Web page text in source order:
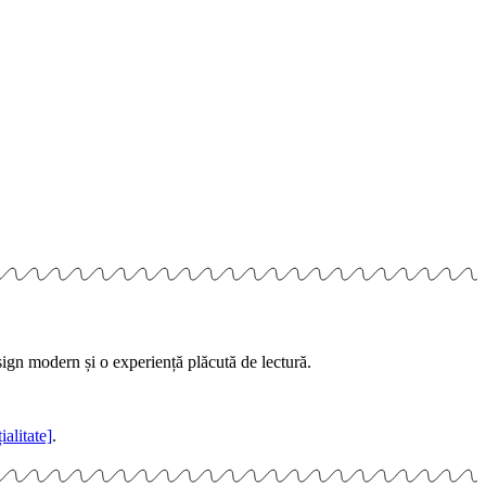
modern și o experiență plăcută de lectură.
.